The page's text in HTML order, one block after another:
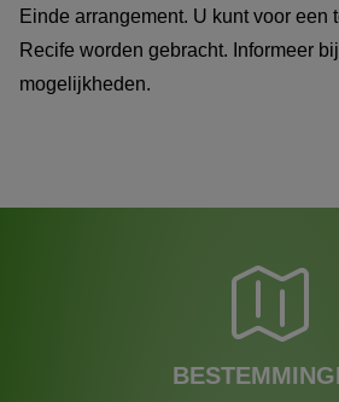
Einde arrangement. U kunt voor een
Recife worden gebracht. Informeer
mogelijkheden.